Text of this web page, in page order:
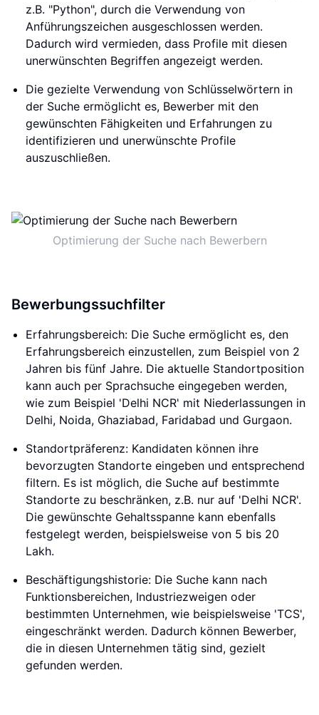
z.B. "Python", durch die Verwendung von
Anführungszeichen ausgeschlossen werden.
Dadurch wird vermieden, dass Profile mit diesen
unerwünschten Begriffen angezeigt werden.
Die gezielte Verwendung von Schlüsselwörtern in
der Suche ermöglicht es, Bewerber mit den
gewünschten Fähigkeiten und Erfahrungen zu
identifizieren und unerwünschte Profile
auszuschließen.
Optimierung der Suche nach Bewerbern
Bewerbungssuchfilter
Erfahrungsbereich: Die Suche ermöglicht es, den
Erfahrungsbereich einzustellen, zum Beispiel von 2
Jahren bis fünf Jahre. Die aktuelle Standortposition
kann auch per Sprachsuche eingegeben werden,
wie zum Beispiel 'Delhi NCR' mit Niederlassungen in
Delhi, Noida, Ghaziabad, Faridabad und Gurgaon.
Standortpräferenz: Kandidaten können ihre
bevorzugten Standorte eingeben und entsprechend
filtern. Es ist möglich, die Suche auf bestimmte
Standorte zu beschränken, z.B. nur auf 'Delhi NCR'.
Die gewünschte Gehaltsspanne kann ebenfalls
festgelegt werden, beispielsweise von 5 bis 20
Lakh.
Beschäftigungshistorie: Die Suche kann nach
Funktionsbereichen, Industriezweigen oder
bestimmten Unternehmen, wie beispielsweise 'TCS',
eingeschränkt werden. Dadurch können Bewerber,
die in diesen Unternehmen tätig sind, gezielt
gefunden werden.